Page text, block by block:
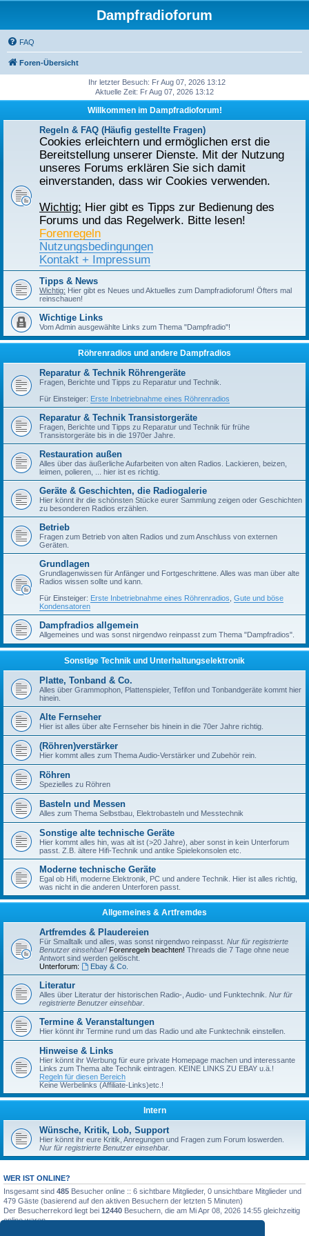
Dampfradioforum
FAQ
Foren-Übersicht
Ihr letzter Besuch: Fr Aug 07, 2026 13:12
Aktuelle Zeit: Fr Aug 07, 2026 13:12
Willkommen im Dampfradioforum!
Regeln & FAQ (Häufig gestellte Fragen)
Cookies erleichtern und ermöglichen erst die
Bereitstellung unserer Dienste. Mit der Nutzung
unseres Forums erklären Sie sich damit
einverstanden, dass wir Cookies verwenden.
Wichtig: Hier gibt es Tipps zur Bedienung des
Forums und das Regelwerk. Bitte lesen!
Forenregeln
Nutzungsbedingungen
Kontakt + Impressum
Tipps & News
Wichtig: Hier gibt es Neues und Aktuelles zum Dampfradioforum! Öfters mal
reinschauen!
Wichtige Links
Vom Admin ausgewählte Links zum Thema "Dampfradio"!
Röhrenradios und andere Dampfradios
Reparatur & Technik Röhrengeräte
Fragen, Berichte und Tipps zu Reparatur und Technik.
Für Einsteiger: Erste Inbetriebnahme eines Röhrenradios
Reparatur & Technik Transistorgeräte
Fragen, Berichte und Tipps zu Reparatur und Technik für frühe
Transistorgeräte bis in die 1970er Jahre.
Restauration außen
Alles über das äußerliche Aufarbeiten von alten Radios. Lackieren, beizen,
leimen, polieren, ... hier ist es richtig.
Geräte & Geschichten, die Radiogalerie
Hier könnt ihr die schönsten Stücke eurer Sammlung zeigen oder Geschichten
zu besonderen Radios erzählen.
Betrieb
Fragen zum Betrieb von alten Radios und zum Anschluss von externen
Geräten.
Grundlagen
Grundlagenwissen für Anfänger und Fortgeschrittene. Alles was man über alte
Radios wissen sollte und kann.
Für Einsteiger: Erste Inbetriebnahme eines Röhrenradios Gute und böse
Kondensatoren
Dampfradios allgemein
Allgemeines und was sonst nirgendwo reinpasst zum Thema "Dampfradios".
Sonstige Technik und Unterhaltungselektronik
Platte, Tonband & Co.
Alles über Grammophon, Plattenspieler, Tefifon und Tonbandgeräte kommt hier
hinein.
Alte Fernseher
Hier ist alles über alte Fernseher bis hinein in die 70er Jahre richtig.
(Röhren)verstärker
Hier kommt alles zum Thema Audio-Verstärker und Zubehör rein.
Röhren
Spezielles zu Röhren
Basteln und Messen
Alles zum Thema Selbstbau, Elektrobasteln und Messtechnik
Sonstige alte technische Geräte
Hier kommt alles hin, was alt ist (>20 Jahre), aber sonst in kein Unterforum
passt. Z.B. ältere Hifi-Technik und antike Spielekonsolen etc.
Moderne technische Geräte
Egal ob Hifi, moderne Elektronik, PC und andere Technik. Hier ist alles richtig,
was nicht in die anderen Unterforen passt.
Allgemeines & Artfremdes
Artfremdes & Plaudereien
Für Smalltalk und alles, was sonst nirgendwo reinpasst. Nur für registrierte
Benutzer einsehbar! Forenregeln beachten! Threads die 7 Tage ohne neue
Antwort sind werden gelöscht.
Unterforum:
Ebay & Co.
Literatur
Alles über Literatur der historischen Radio-, Audio- und Funktechnik. Nur für
registrierte Benutzer einsehbar.
Termine & Veranstaltungen
Hier könnt ihr Termine rund um das Radio und alte Funktechnik einstellen.
Hinweise & Links
Hier könnt ihr Werbung für eure private Homepage machen und interessante
Links zum Thema alte Technik eintragen. KEINE LINKS ZU EBAY u.ä.!
Regeln für diesen Bereich
Keine Werbelinks (Affiliate-Links)etc.!
Intern
Wünsche, Kritik, Lob, Support
Hier könnt ihr eure Kritik, Anregungen und Fragen zum Forum loswerden.
Nur für registrierte Benutzer einsehbar.
WER IST ONLINE?
Insgesamt sind 485 Besucher online :: 6 sichtbare Mitglieder, 0 unsichtbare Mitglieder und
479 Gäste (basierend auf den aktiven Besuchern der letzten 5 Minuten)
Der Besucherrekord liegt bei 12440 Besuchern, die am Mi Apr 08, 2026 14:55 gleichzeitig
online waren.